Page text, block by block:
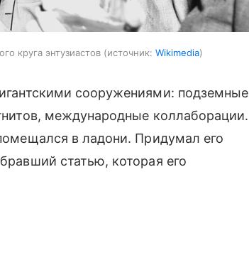
круга энтузиастов источник: Wikimedia
сооружениями: подземные
международные коллаборации.
в ладони. Придумал его
статью, которая его